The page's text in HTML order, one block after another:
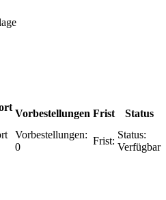
Vorbestellungen Frist
Status
Vorbestellungen:
0
Frist:
Status:
Verfügbar